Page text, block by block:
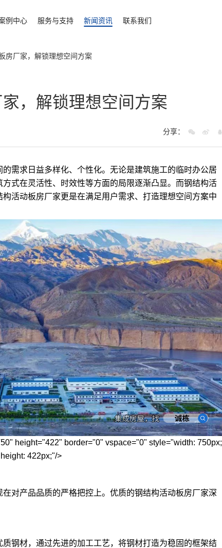
例中心 服务与支持 新闻资讯 联系我们
房厂家，解锁理想空间方案
，解锁理想空间方案
分享：
需求日益多样化、个性化。无论是建筑施工的临时办公居
式在灵活性、时效性等方面的局限逐渐凸显。而钢结构活
构活动板房厂家更是在满足用户需求、打造理想空间方案中
height="422" border="0" vspace="0" style="width: 750px;
height: 422px;"/>
对产品品质的严格把控上。优质的钢结构活动板房厂家深
钢材，通过先进的加工工艺，将钢材打造为稳固的框架结